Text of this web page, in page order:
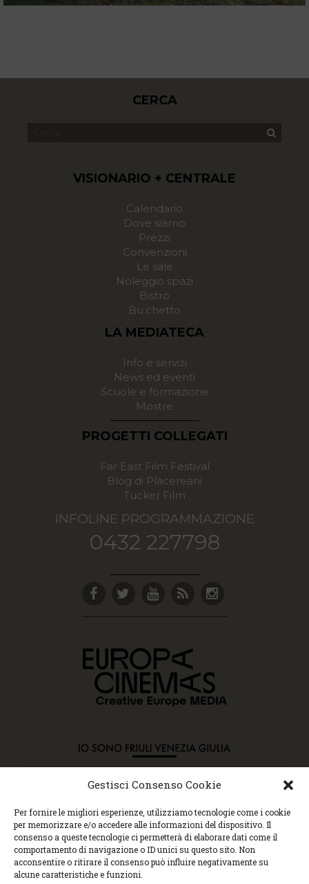
Gestisci Consenso Cookie
Per fornire le migliori esperienze, utilizziamo tecnologie come i cookie
per memorizzare e/o accedere alle informazioni del dispositivo. Il
consenso a queste tecnologie ci permetterà di elaborare dati come il
comportamento di navigazione o ID unici su questo sito. Non
acconsentire o ritirare il consenso può influire negativamente su
alcune caratteristiche e funzioni.
CERCA
VISIONARIO + CENTRALE
Calendario
Dove siamo
Prezzi
Convenzioni
Le sale
Noleggio spazi
Bistrò
Bu.chetto
LA MEDIATECA
Info e servizi
News ed eventi
Scuole e formazione
Mostre
PROGETTI COLLEGATI
Far East Film Festival
Blog di Placereani
Tucker Film
INFOLINE PROGRAMMAZIONE
0432 227798
Copyright © 2015 Cec, Tutti i diritti riservati. Nessun
contenuto può essere copiato o manipolato. Accedendo al
sito approvi la Policy sulla privacy e la Policy sui
contenuti.
Centro espressioni cinematografiche, via Villalta, 24 |
33100 Udine | tel. 0432 299545 | P.Iva 01295290306 |
cec@cecudine.org